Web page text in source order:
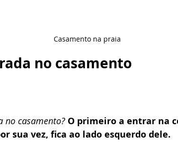
Casamento na praia
no casamento
no casamento? O primeiro a entrar na
sua vez, fica ao lado esquerdo dele.